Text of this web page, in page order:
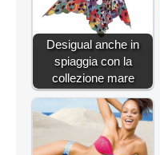
Desigual anche in
spiaggia con la
collezione mare